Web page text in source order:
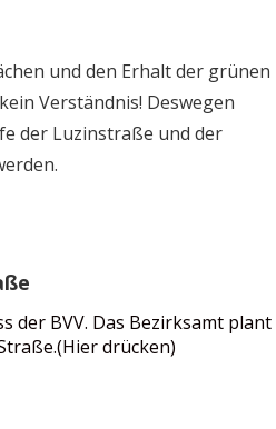
und den Erhalt der grünen
Verständnis! Deswegen
der Luzinstraße und der
der BVV. Das Bezirksamt plant
drücken)